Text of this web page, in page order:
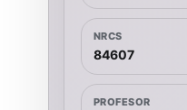
NRCS
84607
PROFESOR